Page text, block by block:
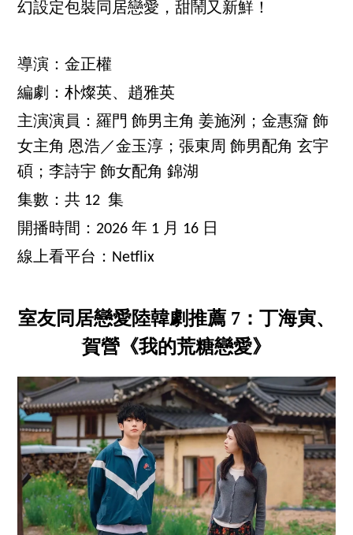
幻設定包裝同居戀愛，甜鬧又新鮮！
導演：金正權
編劇：朴燦英、趙雅英
主演演員：羅門 飾男主角 姜施洌；金惠奫 飾
女主角 恩浩／金玉淳；張東周 飾男配角 玄宇
碩；李詩宇 飾女配角 錦湖
集數：共 12 集
開播時間：2026 年 1 月 16 日
線上看平台：Netflix
室友同居戀愛陸韓劇推薦 7：丁海寅、
賀營《我的荒糖戀愛》